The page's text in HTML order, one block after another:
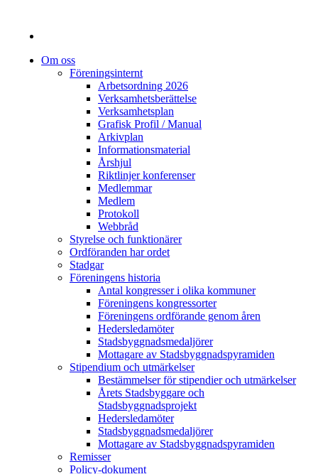
Om oss
Föreningsinternt
Arbetsordning 2026
Verksamhetsberättelse
Verksamhetsplan
Grafisk Profil / Manual
Arkivplan
Informationsmaterial
Årshjul
Riktlinjer konferenser
Medlemmar
Medlem
Protokoll
Webbråd
Styrelse och funktionärer
Ordföranden har ordet
Stadgar
Föreningens historia
Antal kongresser i olika kommuner
Föreningens kongressorter
Föreningens ordförande genom åren
Hedersledamöter
Stadsbyggnadsmedaljörer
Mottagare av Stadsbyggnadspyramiden
Stipendium och utmärkelser
Bestämmelser för stipendier och utmärkelser
Årets Stadsbyggare och
Stadsbyggnadsprojekt
Hedersledamöter
Stadsbyggnadsmedaljörer
Mottagare av Stadsbyggnadspyramiden
Remisser
Policy-dokument